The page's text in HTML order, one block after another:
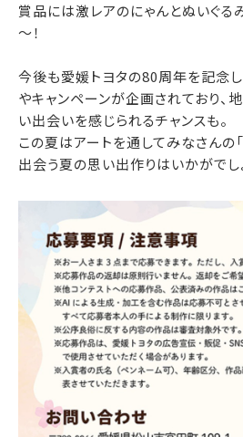
賞品には激レアのにゃんとぬいぐる
～！
今後も愛媛トヨタの80周年を記念
やキャンペーンが企画されており、
い出会いを感じられるチャンスも。
この夏はアートを通してみなさんの「
出会う夏の思い出作りはいかがでし